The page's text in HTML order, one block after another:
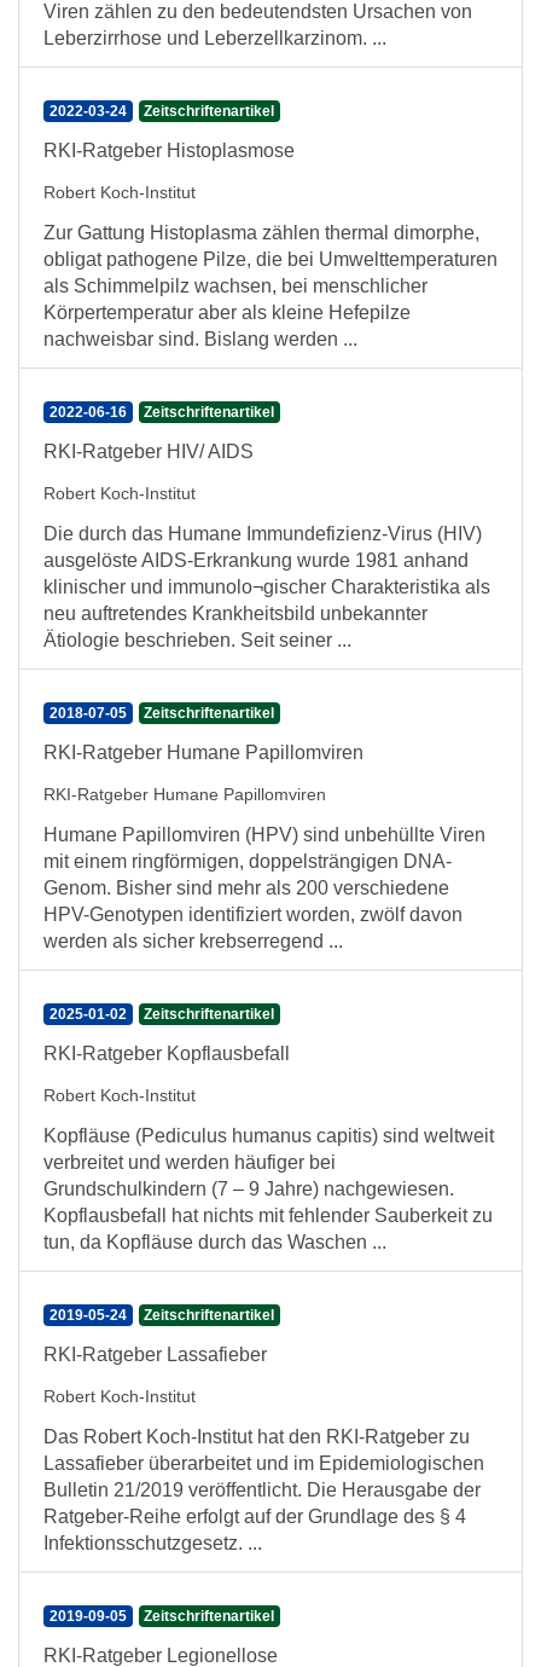
Viren zählen zu den bedeutendsten Ursachen von
Leberzirrhose und Leberzellkarzinom. ...
2022-03-24 Zeitschriftenartikel
RKI-Ratgeber Histoplasmose
Robert Koch-Institut
Zur Gattung Histoplasma zählen thermal dimorphe,
obligat pathogene Pilze, die bei Umwelttemperaturen
als Schimmelpilz wachsen, bei menschlicher
Körpertemperatur aber als kleine Hefepilze
nachweisbar sind. Bislang werden ...
2022-06-16 Zeitschriftenartikel
RKI-Ratgeber HIV/ AIDS
Robert Koch-Institut
Die durch das Humane Immundefizienz-Virus (HIV)
ausgelöste AIDS-Erkrankung wurde 1981 anhand
klinischer und immunolo¬gischer Charakteristika als
neu auftretendes Krankheitsbild unbekannter
Ätiologie beschrieben. Seit seiner ...
2018-07-05 Zeitschriftenartikel
RKI-Ratgeber Humane Papillomviren
RKI-Ratgeber Humane Papillomviren
Humane Papillomviren (HPV) sind unbehüllte Viren
mit einem ringförmigen, doppelsträngigen DNA-
Genom. Bisher sind mehr als 200 verschiedene
HPV-Genotypen identifiziert worden, zwölf davon
werden als sicher krebserregend ...
2025-01-02 Zeitschriftenartikel
RKI-Ratgeber Kopflausbefall
Robert Koch-Institut
Kopfläuse (Pediculus humanus capitis) sind weltweit
verbreitet und werden häufiger bei
Grundschulkindern (7 – 9 Jahre) nachgewiesen.
Kopflausbefall hat nichts mit fehlender Sauberkeit zu
tun, da Kopfläuse durch das Waschen ...
2019-05-24 Zeitschriftenartikel
RKI-Ratgeber Lassafieber
Robert Koch-Institut
Das Robert Koch-Institut hat den RKI-Ratgeber zu
Lassafieber überarbeitet und im Epidemiologischen
Bulletin 21/2019 veröffentlicht. Die Herausgabe der
Ratgeber-Reihe erfolgt auf der Grundlage des § 4
Infektionsschutzgesetz. ...
2019-09-05 Zeitschriftenartikel
RKI-Ratgeber Legionellose